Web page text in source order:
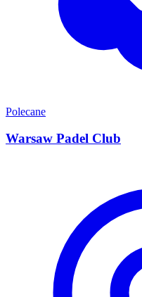
Polecane
Warsaw Padel Club